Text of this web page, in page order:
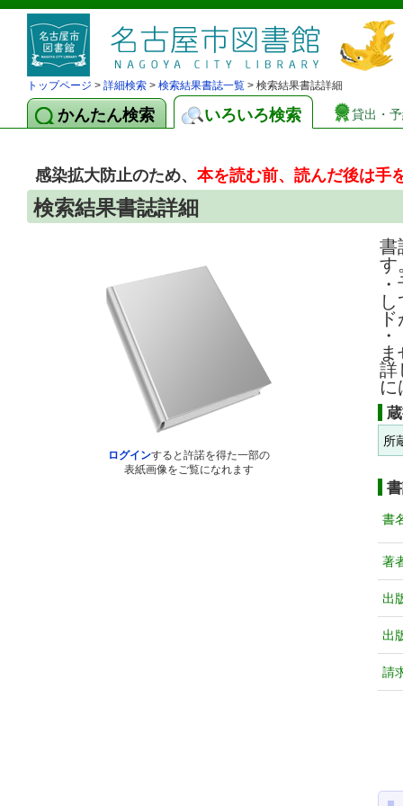
トップページ > 詳細検索 > 検索結果書誌一覧 > 検索結果書誌詳細
かんたん検索 いろいろ検索 貸出・
感染拡大防止のため、本を読む前、読んだ後は手
検索結果書誌詳細
ログインすると許諾を得た一部の
表紙画像をご覧になれます
書
す
詳
に
所
書
著
出
出
請